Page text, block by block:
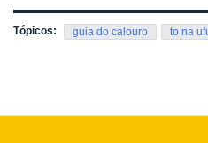
Tópicos: guia do calouro to na